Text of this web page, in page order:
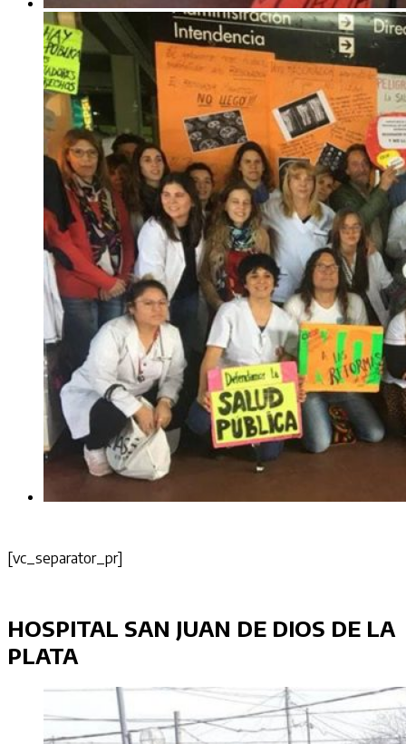
[vc_separator_pr]
HOSPITAL SAN JUAN DE DIOS DE LA
PLATA